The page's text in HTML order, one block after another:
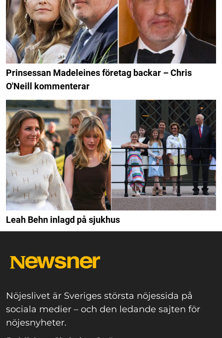
Prinsessan Madeleines företag backar – Chris
O'Neill kommenterar
Leah Behn inlagd på sjukhus
Nöjeslivet är Sveriges största nöjessida på
sociala medier – och den ledande sajten för
nöjesnyheter.